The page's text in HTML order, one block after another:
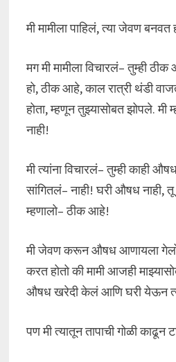
मी मामीला पाहिलं, त्या जेवण बनवत
मग मी मामीला विचारलं– तुम्ही ठीक
हो, ठीक आहे, काल रात्री थंडी
होता, म्हणून तुझ्यासोबत झोपले. मी
नाही!
मी त्यांना विचारलं– तुम्ही काही
सांगितलं– नाही! घरी औषध
म्हणालो– ठीक आहे!
मी जेवण करून औषध आणायला गेलो,
करत होतो की मामी आजही
औषध खरेदी केलं आणि घरी येऊन
पण मी त्यातून तापाची गोळी काढून